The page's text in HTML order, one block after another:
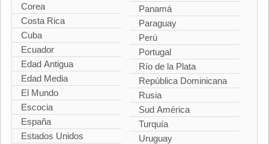
Corea
Costa Rica
Cuba
Ecuador
Edad Antigua
Edad Media
El Mundo
Escocia
España
Estados Unidos
Panamá
Paraguay
Perú
Portugal
Río de la Plata
República Dominicana
Rusia
Sud América
Turquía
Uruguay